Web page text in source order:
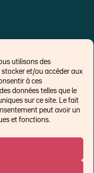
utilisons des
et/ou accéder aux
à ces
données telles que le
sur ce site. Le fait
peut avoir un
et fonctions.
(UE)